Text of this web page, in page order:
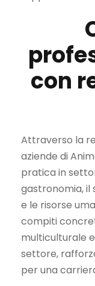
con
Attraverso la
aziende di
pratica in
gastronomia, il
e le risorse
compiti
multiculturale
settore,
per una